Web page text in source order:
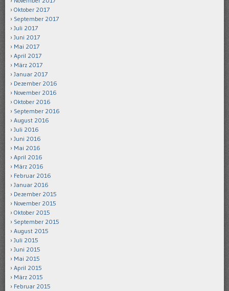
Oktober 2017
September 2017
Juli 2017
Juni 2017
Mai 2017
April 2017
März 2017
Januar 2017
Dezember 2016
November 2016
Oktober 2016
September 2016
August 2016
Juli 2016
Juni 2016
Mai 2016
April 2016
März 2016
Februar 2016
Januar 2016
Dezember 2015
November 2015
Oktober 2015
September 2015
August 2015
Juli 2015
Juni 2015
Mai 2015
April 2015
März 2015
Februar 2015